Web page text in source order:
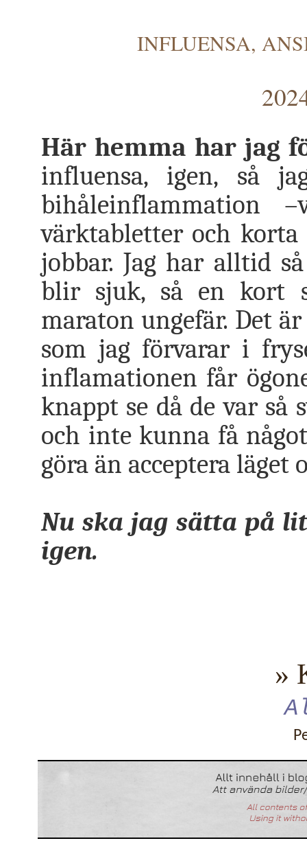
INFLUENSA,
Här hemma har jag
influensa, igen, så
bihåleinflammation
värktabletter och korta
jobbar. Jag har alltid
blir sjuk, så en kort
maraton ungefär. Det
som jag förvarar i
inflamationen får
knappt se då de var
och inte kunna få
göra än acceptera läget
Nu ska jag sätta på
igen.
»